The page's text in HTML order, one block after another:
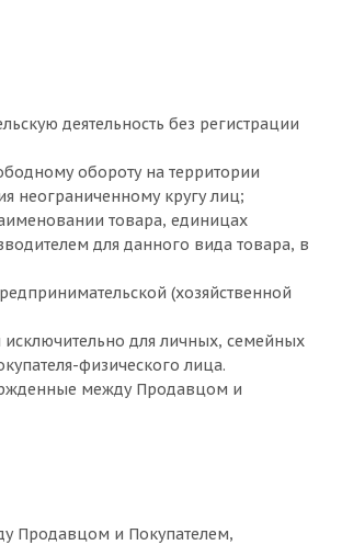
деятельность без регистрации
обороту на территории
неограниченному кругу лиц;
товара, единицах
для данного вида товара, в
(хозяйственной
для личных, семейных
физического лица.
между Продавцом и
Продавцом и Покупателем,